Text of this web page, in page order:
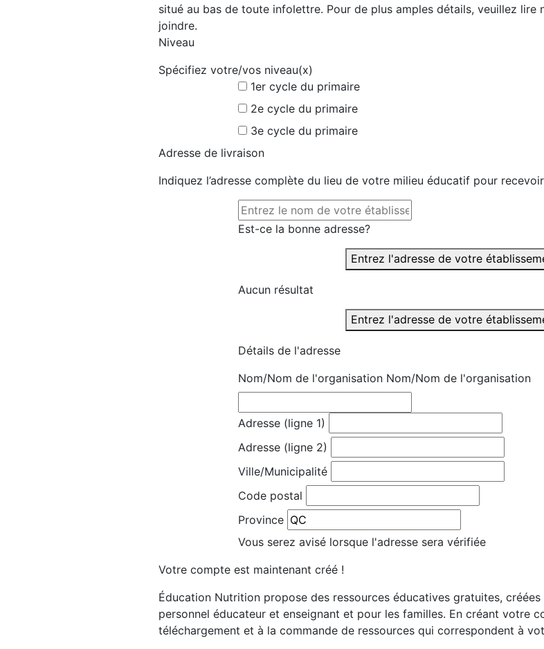
situé au bas de toute infolettre. Pour de plus amples détails, veuillez
joindre.
Niveau
Spécifiez votre/vos niveau(x)
1er cycle du primaire
2e cycle du primaire
3e cycle du primaire
Adresse de livraison
Indiquez l’adresse complète du lieu de votre milieu éducatif pour
Est-ce la bonne adresse?
Entrez l'adresse de votre
Aucun résultat
Entrez l'adresse de votre
Détails de l'adresse
Nom/Nom de l'organisation Nom/Nom de l'organisation
Adresse (ligne 1)
Adresse (ligne 2)
Ville/Municipalité
Code postal
Province
Vous serez avisé lorsque l'adresse sera vérifiée
Votre compte est maintenant créé !
Éducation Nutrition propose des ressources éducatives gratuites,
personnel éducateur et enseignant et pour les familles. En créant votre
téléchargement et à la commande de ressources qui correspondent à